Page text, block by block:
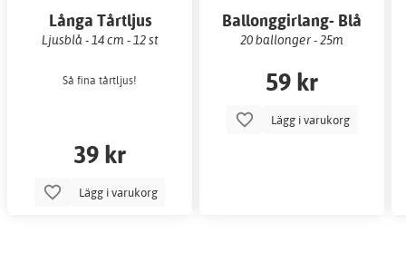
Långa Tårtljus
Ljusblå - 14 cm - 12 st
Så fina tårtljus!
39 kr
Lägg i varukorg
Ballonggirlang- Blå
20 ballonger - 25m
59 kr
Lägg i varukorg